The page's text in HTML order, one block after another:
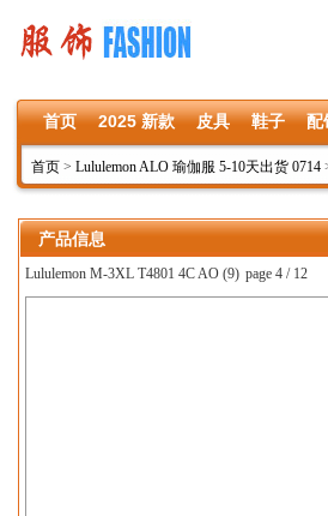
首页 2025 新款 皮具 鞋子 配
首页 > Lululemon ALO 瑜伽服 5-10天出货 0714
产品信息
Lululemon M-3XL T4801 4C AO (9) page 4 / 12